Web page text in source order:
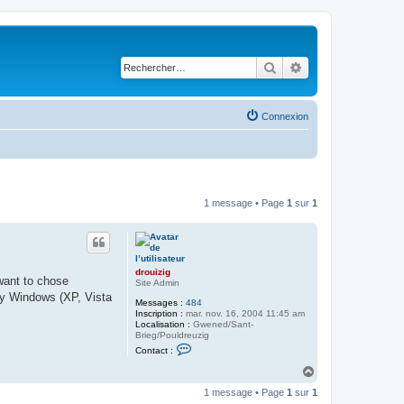
Rechercher
Connexion
1 message • Page 1 sur 1
drouizig
Site Admin
Messages : 484
Inscription : mar. nov. 16, 2004 11:45 am
Localisation : Gwened/Sant-
Brieg/Pouldreuzig
Contact :
to chose
Windows (XP, Vista
u
1 message • Page 1 sur 1